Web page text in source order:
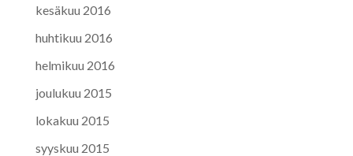
kesäkuu 2016
huhtikuu 2016
helmikuu 2016
joulukuu 2015
lokakuu 2015
syyskuu 2015